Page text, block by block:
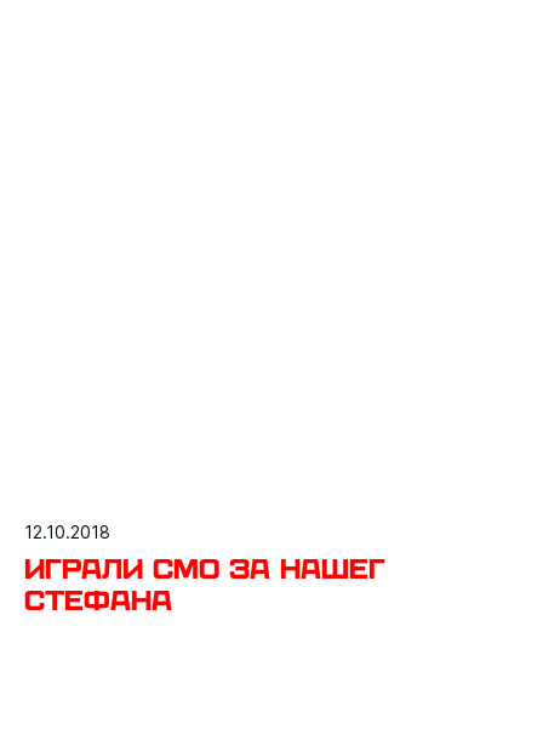
12.10.2018
Играли смо за нашег
Стефана